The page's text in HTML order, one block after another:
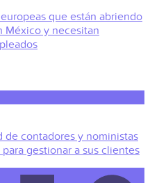
que están abriendo
México y necesitan
de contadores y noministas
gestionar a sus clientes